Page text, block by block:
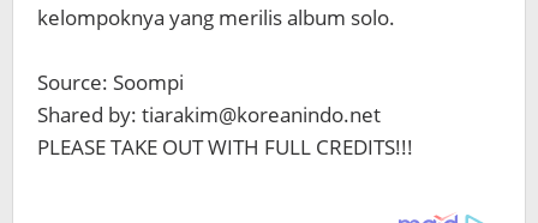
kelompoknya yang merilis album solo.
Source: Soompi
Shared by: tiarakim@koreanindo.net
PLEASE TAKE OUT WITH FULL CREDITS!!!